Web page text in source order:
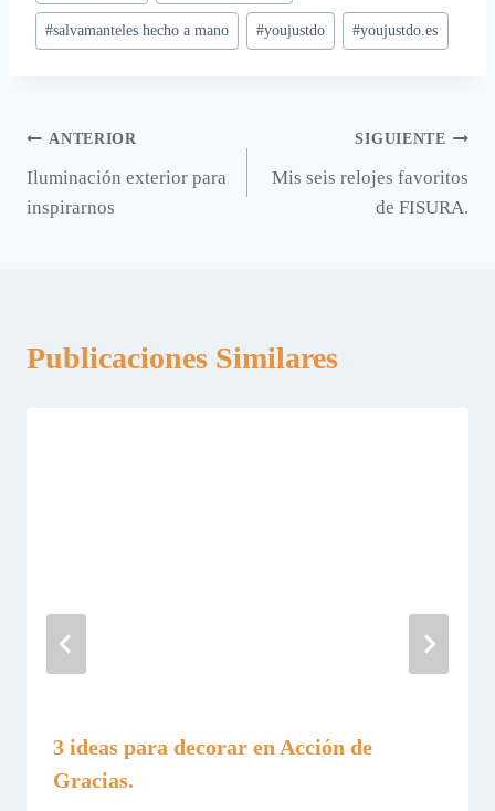
entrada:
#salvamanteles hecho a mano #youjustdo #youjustdo.es
Navegación
de
ANTERIOR
Iluminación exterior para
inspirarnos
SIGUIENTE
Mis seis relojes favoritos
de FISURA.
Publicaciones Similares
3 ideas para decorar en Acción de
Gracias.